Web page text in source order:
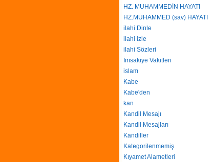
HZ. MUHAMMEDİN HAYATI
HZ.MUHAMMED (sav) HAYATI
ilahi Dinle
ilahi izle
ilahi Sözleri
İmsakiye Vakitleri
islam
Kabe
Kabe'den
kan
Kandil Mesajı
Kandil Mesajları
Kandiller
Kategorilenmemiş
Kıyamet Alametleri